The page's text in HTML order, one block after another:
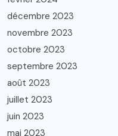
décembre 2023
novembre 2023
octobre 2023
septembre 2023
août 2023
juillet 2023
juin 2023
mai 2023